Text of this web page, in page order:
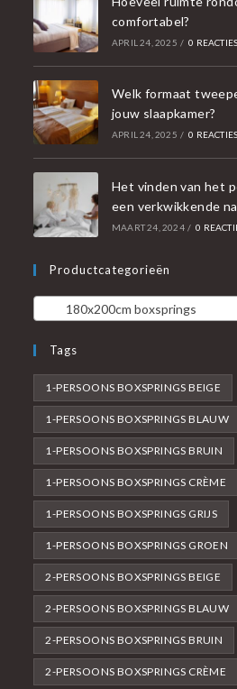
comfortabel?
APRIL 24, 2025 / 0 REACTIES
Welk formaat
jouw slaapkamer?
APRIL 24, 2025 / 0 REACTIES
Het vinden van het
een verkwikkende
MAART 24, 2024 / 0
Productcategorieën
180x200cm boxsprings
Tags
1-PERSOONS BOXSPRINGS BEIGE
1-PERSOONS BOXSPRINGS BLAUW
1-PERSOONS BOXSPRINGS BRUIN
1-PERSOONS BOXSPRINGS CRÈME
1-PERSOONS BOXSPRINGS GRIJS
1-PERSOONS BOXSPRINGS GROEN
2-PERSOONS BOXSPRINGS BEIGE
2-PERSOONS BOXSPRINGS BLAUW
2-PERSOONS BOXSPRINGS BRUIN
2-PERSOONS BOXSPRINGS CRÈME